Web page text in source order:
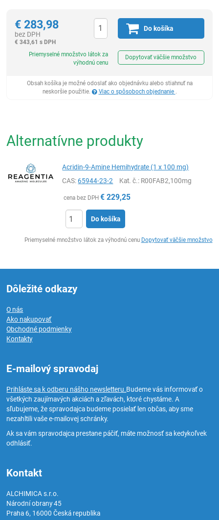
€ 283,98
bez DPH
€ 343,61 s DPH
Do košíka
Priemyselné množstvo látok za
výhodnú cenu
Dopytovať väčšie množstvo
Obsah košíka je možné odoslať ako objednávku alebo stiahnuť na
neskoršie použitie.
Viac o spôsoboch objednanie .
Alternatívne produkty
Acridin-9-Amine Hemihydrate (1 x 100 mg)
CAS:65944-23-2 Kat. č.: R00FAB2,100mg
cena bez DPH € 229,25
Do košíka
Priemyselné množstvo látok za výhodnú cenu Dopytovať väčšie množstvo
Dôležité odkazy
O nás
Ako nakupovať
Obchodné podmienky
Kontakty
E-mailový spravodaj
Prihláste sa k odberu nášho newsletteru.Budeme vás informovať o
všetkých zaujímavých akciách a zľavách, ktoré chystáme. A
sľubujeme, že spravodajca budeme posielať len občas, aby sme
nezahltili vaše e-mailovej schránky.
Ak sa vám spravodajca prestane páčiť, máte možnosť sa kedykoľvek
odhlásiť.
Kontakt
ALCHIMICA s.r.o.
Národní obrany 45
Praha 6, 16000Česká republika